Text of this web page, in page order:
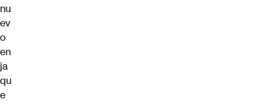
nu
ev
o
en
ja
qu
e